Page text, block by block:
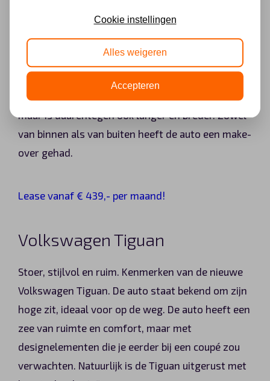
Stilstaan is achteruit gaan. Dat moet Nissan
hebben gedacht bij het succes van de eerdere
versie van de Qashqai. Vanuit die gedachte is de
nieuwe Nissan Qashqai ontworpen. De
vernieuwde auto staat wat lager op zijn wielen,
maar is daarentegen ook langer en breder. Zowel
van binnen als van buiten heeft de auto een make-
over gehad.
Lease vanaf € 439,- per maand!
Volkswagen Tiguan
Stoer, stijlvol en ruim. Kenmerken van de nieuwe
Volkswagen Tiguan. De auto staat bekend om zijn
hoge zit, ideaal voor op de weg. De auto heeft een
zee van ruimte en comfort, maar met
designelementen die je eerder bij een coupé zou
verwachten. Natuurlijk is de Tiguan uitgerust met
Cookie instellingen
Alles weigeren
Accepteren